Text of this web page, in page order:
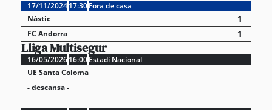
17/11/202417:30Fora de casa
Nàstic
1
FC Andorra 1
Lliga Multisegur
16/05/202616:00Estadi Nacional
UE Santa Coloma
- descansa -